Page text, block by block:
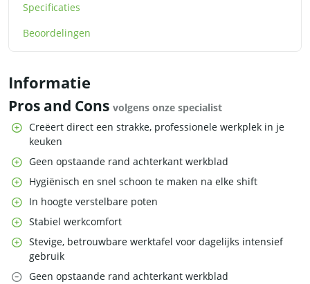
Specificaties
Beoordelingen
Informatie
Pros and Cons volgens onze specialist
Creëert direct een strakke, professionele werkplek in je
keuken
Geen opstaande rand achterkant werkblad
Hygiënisch en snel schoon te maken na elke shift
In hoogte verstelbare poten
Stabiel werkcomfort
Stevige, betrouwbare werktafel voor dagelijks intensief
gebruik
Geen opstaande rand achterkant werkblad